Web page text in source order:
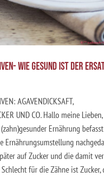
WIE GESUND IST DER
AGAVENDICKSAFT,
UND CO. Hallo meine
Ernährung
Ernährungsumstellung
auf Zucker und die damit
für die Zähne ist Zucker,